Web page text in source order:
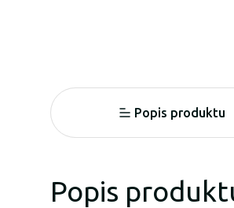
Popis produktu
Popis